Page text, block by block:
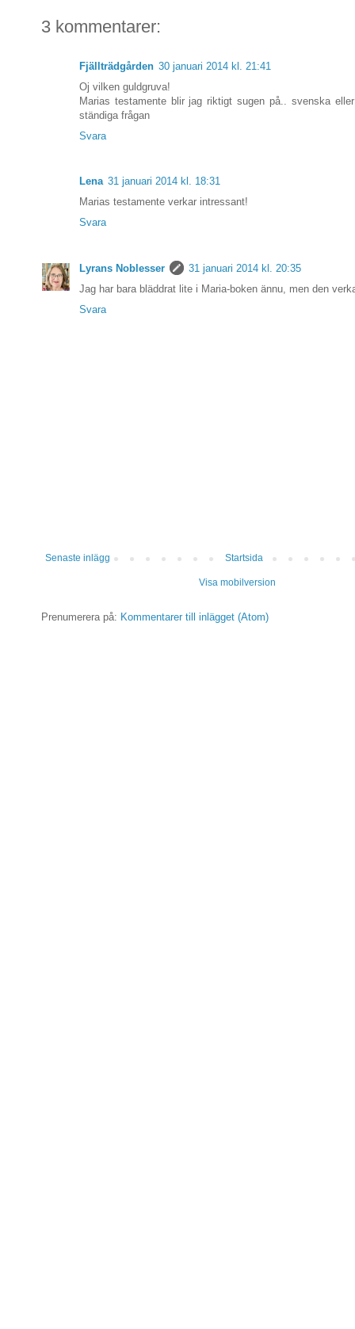
3 kommentarer:
Fjällträdgården 30 januari 2014 kl. 21:41
Oj vilken guldgruva!
Marias testamente blir jag riktigt sugen på.. svenska
ständiga frågan
Svara
Lena 31 januari 2014 kl. 18:31
Marias testamente verkar intressant!
Svara
Lyrans Noblesser
31 januari 2014 kl. 20:35
Jag har bara bläddrat lite i Maria-boken ännu, men den
Svara
Senaste inlägg Startsida
Visa mobilversion
Prenumerera på: Kommentarer till inlägget (Atom)